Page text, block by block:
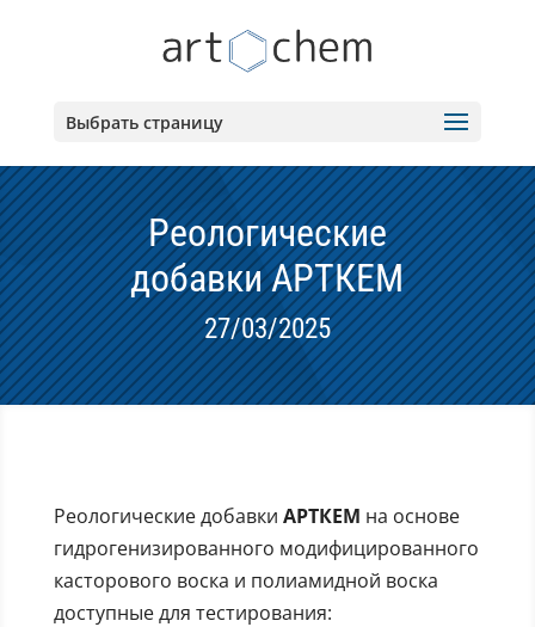
Выбрать страницу
Реологические
добавки АРТКЕМ
27/03/2025
Реологические добавки АРТКЕМ на основе
гидрогенизированного модифицированного
касторового воска и полиамидной воска
доступные для тестирования: